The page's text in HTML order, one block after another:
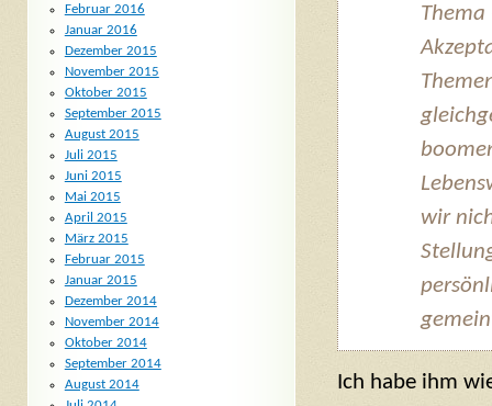
wir
Ich habe ihm
Februar 2016
Januar 2016
Dezember 2015
November 2015
Oktober 2015
September 2015
August 2015
Juli 2015
Juni 2015
Mai 2015
April 2015
März 2015
Februar 2015
Januar 2015
Dezember 2014
November 2014
Oktober 2014
September 2014
August 2014